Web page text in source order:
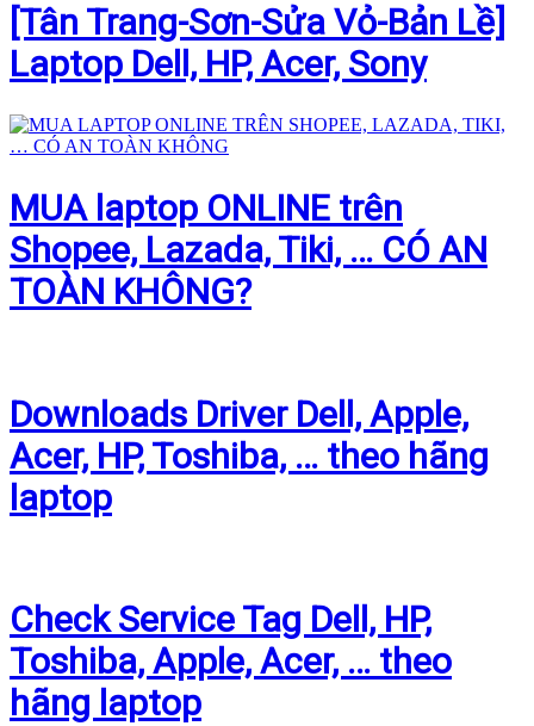
[Tân Trang-Sơn-Sửa Vỏ-Bản Lề]
Laptop Dell, HP, Acer, Sony
MUA laptop ONLINE trên
Shopee, Lazada, Tiki, … CÓ AN
TOÀN KHÔNG?
Downloads Driver Dell, Apple,
Acer, HP, Toshiba, … theo hãng
laptop
Check Service Tag Dell, HP,
Toshiba, Apple, Acer, … theo
hãng laptop